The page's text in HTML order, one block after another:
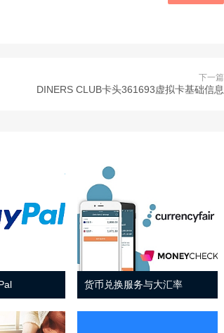
下一篇
DINERS CLUB卡头361693虚拟卡基础信息
货币兑换服务与大汇率